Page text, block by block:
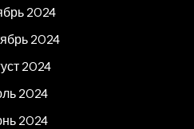
2024
2024
2024
2024
2024